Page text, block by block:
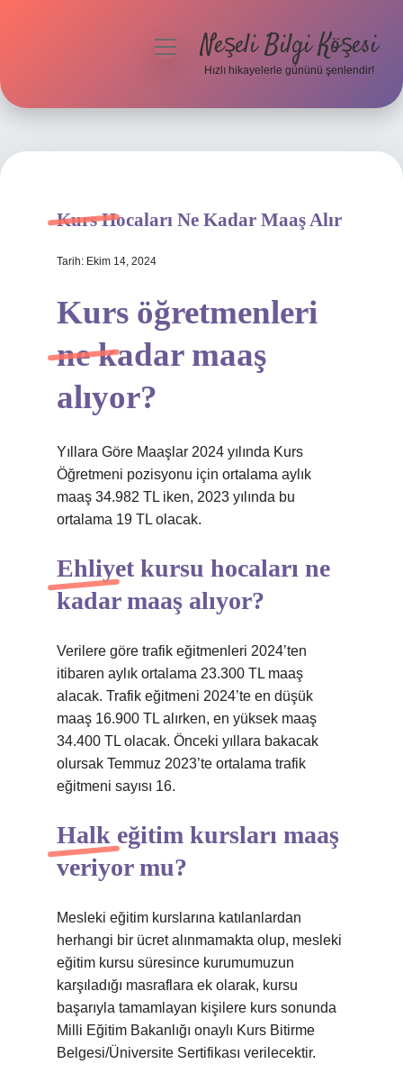
Hakkımızda
menüyüNeşeli Bilgi Köşesi
Hızlı hikayelerle gününü şenlendir!
Kurs Hocaları Ne Kadar Maaş Alır
Tarih: Ekim 14, 2024
Kurs öğretmenleri
ne kadar maaş
alıyor?
Yıllara Göre Maaşlar 2024 yılında Kurs
Öğretmeni pozisyonu için ortalama aylık
maaş 34.982 TL iken, 2023 yılında bu
ortalama 19 TL olacak.
Ehliyet kursu hocaları ne
kadar maaş alıyor?
Verilere göre trafik eğitmenleri 2024’ten
itibaren aylık ortalama 23.300 TL maaş
alacak. Trafik eğitmeni 2024’te en düşük
maaş 16.900 TL alırken, en yüksek maaş
34.400 TL olacak. Önceki yıllara bakacak
olursak Temmuz 2023’te ortalama trafik
eğitmeni sayısı 16.
Halk eğitim kursları maaş
veriyor mu?
Mesleki eğitim kurslarına katılanlardan
herhangi bir ücret alınmamakta olup, mesleki
eğitim kursu süresince kurumumuzun
karşıladığı masraflara ek olarak, kursu
başarıyla tamamlayan kişilere kurs sonunda
Milli Eğitim Bakanlığı onaylı Kurs Bitirme
Belgesi/Üniversite Sertifikası verilecektir.